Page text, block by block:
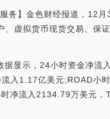
务】金色财经报道，12
虚拟货币现货交易、保
显示，24小时资金净流
入1.17亿美元;ROAD小
净流入2134.79万美元